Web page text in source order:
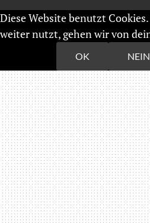
Diese Website benutzt
weiter nutzt, gehen wir von
OK NEIN